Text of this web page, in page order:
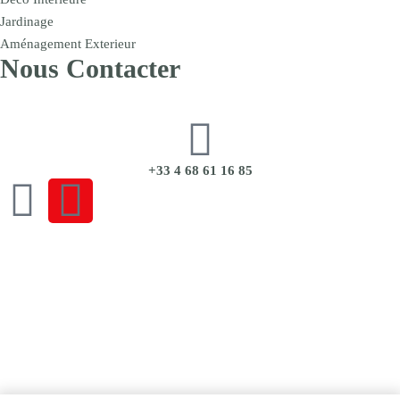
Jardinage
Aménagement Exterieur
Nous Contacter
+33 4 68 61 16 85